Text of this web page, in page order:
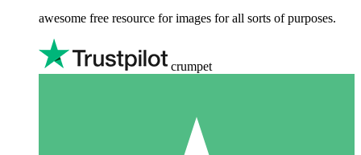
awesome free resource for images for all sorts of purposes.
crumpet